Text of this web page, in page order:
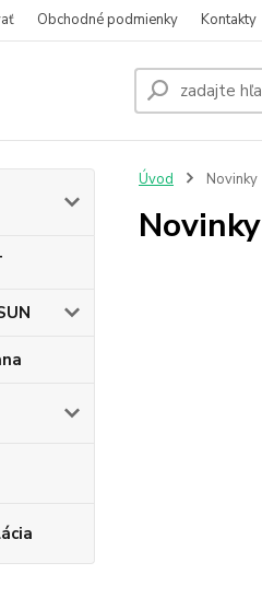
Obchodné podmienky Kontakty
Úvod Novinky
Novinky